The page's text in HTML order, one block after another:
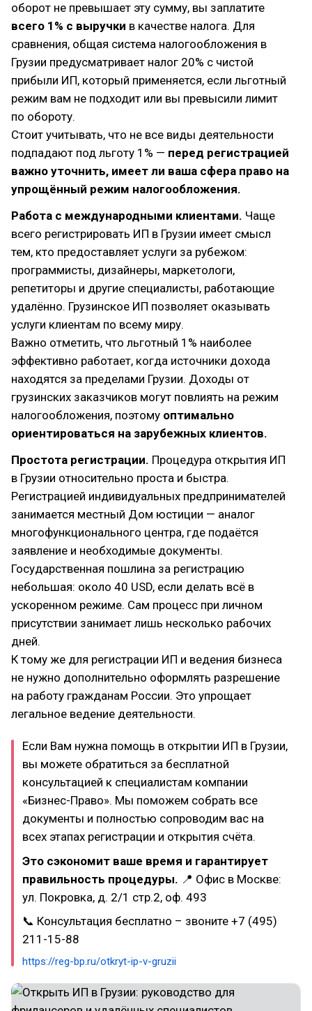
оборот не превышает эту сумму, вы заплатите
всего 1% с выручки в качестве налога. Для
сравнения, общая система налогообложения в
Грузии предусматривает налог 20% с чистой
прибыли ИП, который применяется, если льготный
режим вам не подходит или вы превысили лимит
по обороту.
Стоит учитывать, что не все виды деятельности
подпадают под льготу 1% — перед регистрацией
важно уточнить, имеет ли ваша сфера право на
упрощённый режим налогообложения.
Работа с международными клиентами. Чаще
всего регистрировать ИП в Грузии имеет смысл
тем, кто предоставляет услуги за рубежом:
программисты, дизайнеры, маркетологи,
репетиторы и другие специалисты, работающие
удалённо. Грузинское ИП позволяет оказывать
услуги клиентам по всему миру.
Важно отметить, что льготный 1% наиболее
эффективно работает, когда источники дохода
находятся за пределами Грузии. Доходы от
грузинских заказчиков могут повлиять на режим
налогообложения, поэтому оптимально
ориентироваться на зарубежных клиентов.
Простота регистрации. Процедура открытия ИП
в Грузии относительно проста и быстра.
Регистрацией индивидуальных предпринимателей
занимается местный Дом юстиции — аналог
многофункционального центра, где подаётся
заявление и необходимые документы.
Государственная пошлина за регистрацию
небольшая: около 40 USD, если делать всё в
ускоренном режиме. Сам процесс при личном
присутствии занимает лишь несколько рабочих
дней.
К тому же для регистрации ИП и ведения бизнеса
не нужно дополнительно оформлять разрешение
на работу гражданам России. Это упрощает
легальное ведение деятельности.
Если Вам нужна помощь в открытии ИП в Грузии,
вы можете обратиться за бесплатной
консультацией к специалистам компании
«Бизнес-Право». Мы поможем собрать все
документы и полностью сопроводим вас на
всех этапах регистрации и открытия счёта.
Это сэкономит ваше время и гарантирует
правильность процедуры. 📍 Офис в Москве:
ул. Покровка, д. 2/1 стр.2, оф. 493
📞 Консультация бесплатно – звоните +7 (495)
211-15-88
https://reg-bp.ru/otkryt-ip-v-gruzii